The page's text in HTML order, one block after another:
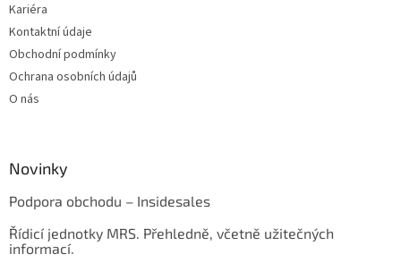
Kariéra
Kontaktní údaje
Obchodní podmínky
Ochrana osobních údajů
O nás
Novinky
Podpora obchodu – Insidesales
Řídicí jednotky MRS. Přehledně, včetně užitečných
informací.